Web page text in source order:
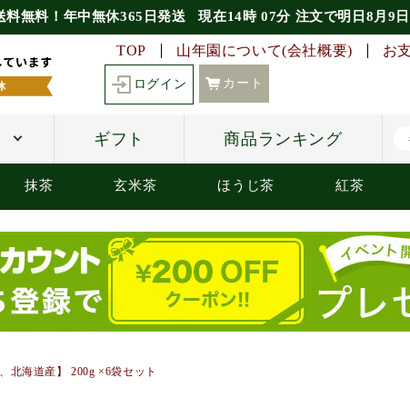
料無料！年中無休365日発送 現在14時 07分注文で明日8月9
TOP 山年園について(会社概要) お
ログイン カート
ギフト 商品ランキング
抹茶 玄米茶 ほうじ茶 紅茶
北海道産】 200g ×6袋セット